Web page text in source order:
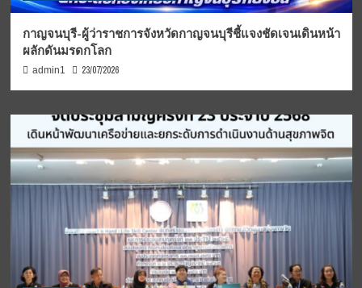
กาญจนบุรี-ผู้ว่าราชการจังหวัดกาญจนบุรีชี้แจงชัดเจนเดินหน้า
ผลักดันมรดกโลก
admin1 23/07/2026